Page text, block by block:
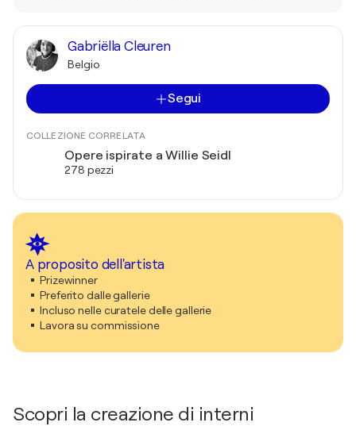
Gabriëlla Cleuren
Belgio
Segui
COLLEZIONE CORRELATA
Opere ispirate a Willie Seidl
278 pezzi
A proposito dell'artista
Prizewinner
Preferito dalle gallerie
Incluso nelle curatele delle gallerie
Lavora su commissione
Scopri la creazione di interni